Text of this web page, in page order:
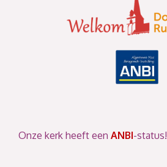
Onze kerk heeft een ANBI-status!